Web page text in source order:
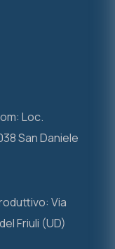
Loc.
San Daniele
Via
Friuli (UD)